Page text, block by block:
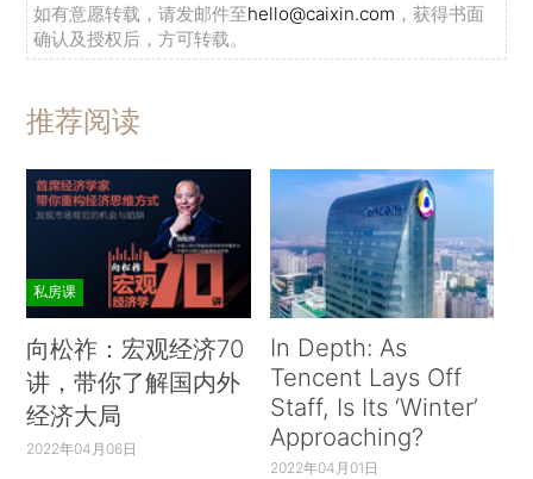
如有意愿转载，请发邮件至hello@caixin.com ，获得书面
确认及授权后，方可转载。
推荐阅读
私房课
向松祚：宏观经济70
讲，带你了解国内外
经济大局
2022年04月06日
In Depth: As
Tencent Lays Off
Staff, Is Its ‘Winter’
Approaching?
2022年04月01日